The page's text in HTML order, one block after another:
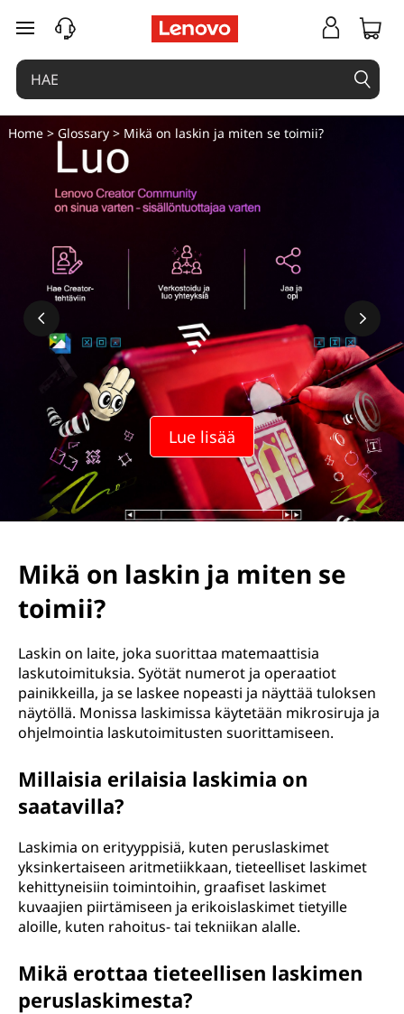
siirry pääsisältöön
Lue lisää
Home> Glossary> Mikä on laskin ja miten se toimii?
Mikä on laskin ja miten se
toimii?
Laskin on laite, joka suorittaa matemaattisia
laskutoimituksia. Syötät numerot ja operaatiot
painikkeilla, ja se laskee nopeasti ja näyttää tuloksen
näytöllä. Monissa laskimissa käytetään mikrosiruja ja
ohjelmointia laskutoimitusten suorittamiseen.
Millaisia erilaisia laskimia on
saatavilla?
Laskimia on erityyppisiä, kuten peruslaskimet
yksinkertaiseen aritmetiikkaan, tieteelliset laskimet
kehittyneisiin toimintoihin, graafiset laskimet
kuvaajien piirtämiseen ja erikoislaskimet tietyille
aloille, kuten rahoitus- tai tekniikan alalle.
Mikä erottaa tieteellisen laskimen
peruslaskimesta?